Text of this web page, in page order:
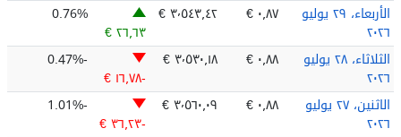
الأربعاء، ٢٩ يوليو
٢٠٢٦
٠٫٨٧ € ٣٬٥٤٣٫٤٢ €
٢٦٫٦٣ €
0.76%
الثلاثاء، ٢٨ يوليو
٢٠٢٦
٠٫٨٨ € ٣٬٥٣٠٫١٨ €
؜-١٦٫٧٨ €
-0.47%
الاثنين، ٢٧ يوليو
٢٠٢٦
٠٫٨٨ € ٣٬٥٦٠٫٠٩ €
؜-٣٦٫٢٣ €
-1.01%